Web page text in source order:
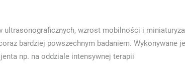
wzrost mobilności i
bardziej powszechnym badaniem. Wykonywane
np. na oddziale intensywnej terapii